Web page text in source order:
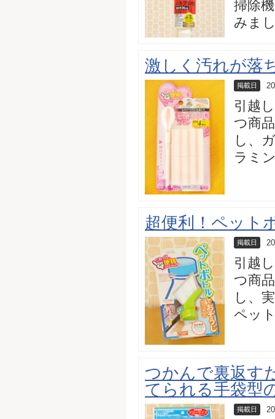
掃除
みま
激しく汚れが落
掲載日
引越
つ商
し、
ラミ
超便利！ペット
掲載日
引越
つ商
し、
ペッ
つかんで裏返す
てられる手袋型
掲載日